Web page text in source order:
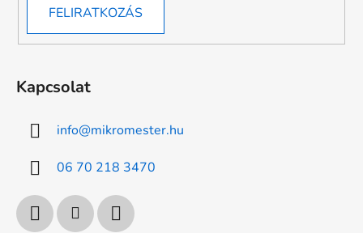
FELIRATKOZÁS
Kapcsolat
info@mikromester.hu
06 70 218 3470